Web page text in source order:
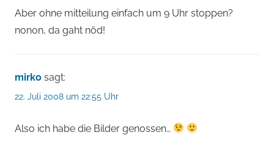
Aber ohne mitteilung einfach um 9 Uhr stoppen?
nonon, da gaht nöd!
mirko sagt:
22. Juli 2008 um 22:55 Uhr
Also ich habe die Bilder genossen…